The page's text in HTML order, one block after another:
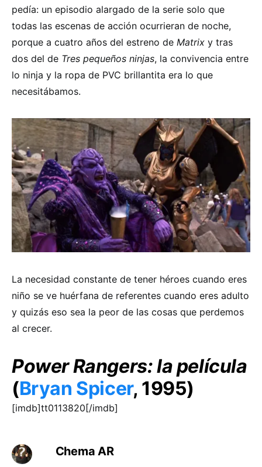
pedía: un episodio alargado de la serie solo que
todas las escenas de acción ocurrieran de noche,
porque a cuatro años del estreno de Matrix y tras
dos del de Tres pequeños ninjas, la convivencia entre
lo ninja y la ropa de PVC brillantita era lo que
necesitábamos.
La necesidad constante de tener héroes cuando eres
niño se ve huérfana de referentes cuando eres adulto
y quizás eso sea la peor de las cosas que perdemos
al crecer.
Power Rangers: la película
(Bryan Spicer, 1995)
[imdb]tt0113820[/imdb]
Chema AR